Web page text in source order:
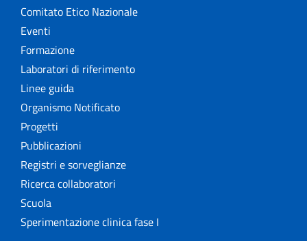
Comitato Etico Nazionale
Eventi
Formazione
Laboratori di riferimento
Linee guida
Organismo Notificato
Progetti
Pubblicazioni
Registri e sorveglianze
Ricerca collaboratori
Scuola
Sperimentazione clinica fase I